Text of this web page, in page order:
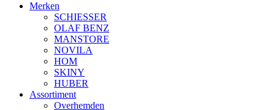
Merken
SCHIESSER
OLAF BENZ
MANSTORE
NOVILA
HOM
SKINY
HUBER
Assortiment
Overhemden